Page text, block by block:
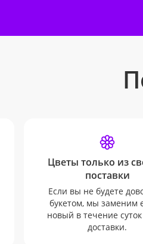
Цветы только из
поставки
Если вы не будете
букетом, мы заменим
новый в течение
доставки.